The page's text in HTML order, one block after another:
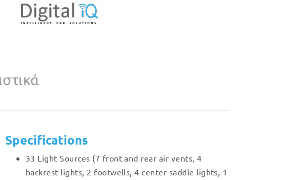
Specifications
33 Light Sources (7 front and rear air vents, 4
backrest lights, 2 footwells, 4 center saddle lights, 1